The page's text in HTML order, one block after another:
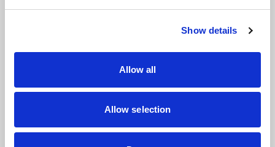
Show details
Allow all
Allow selection